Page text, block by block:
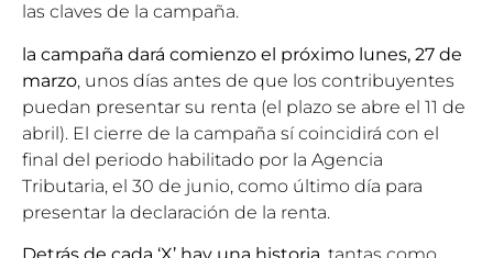
las claves de la campaña.
la campaña dará comienzo el próximo lunes, 27 de
marzo, unos días antes de que los contribuyentes
puedan presentar su renta (el plazo se abre el 11 de
abril). El cierre de la campaña sí coincidirá con el
final del periodo habilitado por la Agencia
Tributaria, el 30 de junio, como último día para
presentar la declaración de la renta.